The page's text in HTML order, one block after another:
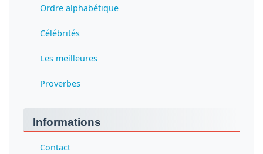
Ordre alphabétique
Célébrités
Les meilleures
Proverbes
Informations
Contact